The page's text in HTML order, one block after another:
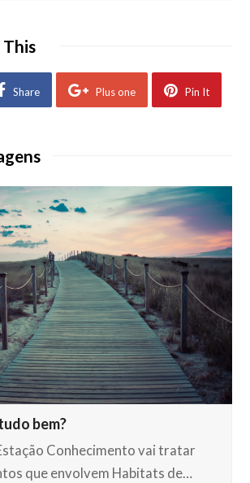
This
Share Plus one Pin It
bem?
Conhecimento vai tratar
que envolvem Habitats de…